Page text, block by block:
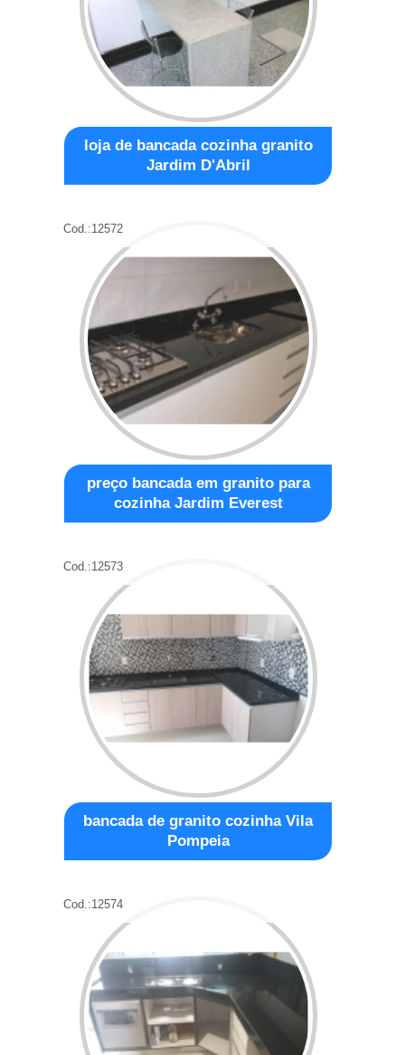
loja de bancada cozinha granito
Jardim D'Abril
Cod.:12572
preço bancada em granito para
cozinha Jardim Everest
Cod.:12573
bancada de granito cozinha Vila
Pompeia
Cod.:12574